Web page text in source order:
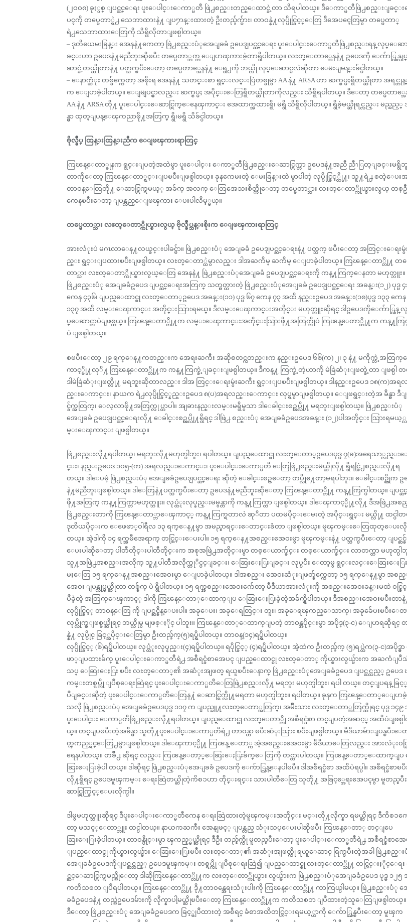
(၂ဝဝ၈) ခုႏွစ္ ျပင္ဆင္ေရး ပူးေပါင္းေကာ္မတီ ဖြဲ႕စည္းတည္ေထာင္ခဲ့တာ သိရပါတယ္။ ဒီေကာ္မတီဖြဲ႕စည္းျခင္း
ပၚကို တပ္မေတာ္ရဲ႕ သေဘာထားနဲ႔ ျပ႒ာန္းထားတဲ့ ဦးတည္ခ်က္မ်ား၊ တာဝန္နဲ႔လုပ္ပိုင္ခြင့္ေတြ ဒီအေပၚေတြမွာ တပ္မေတာ္
ရဲ႕သေဘာထားေတြကို သိရွိလိုတာျဖစ္ပါတယ္။
– ဒုတိယေမးခြန္း အေနနဲ႔ကေတာ့ ဖြဲ႕စည္းပံုအေျခခံ ဥပေဒျပင္ဆင္ေရး ပူးေပါင္းေကာ္မတီဖြဲ႕စည္းရန္ လုပ္ေဆ
ခင္းဟာ ဥပေဒနဲ႔မညီဘူးဆိုၿပီး တပ္မေတာ္ဘက္က ေျပာၾကားခဲ့တာရွိပါတယ္။ လႊတ္ေတာ္အေနနဲ႔ ဥပေဒကို ေက်ာ္လြန္
ဆာင္ခဲ့တယ္ဆိုတာနဲ႔ ပတ္သက္ၿပီးေတာ့ တပ္မေတာ္အေနနဲ႔ ေရွ႕ကို ဘယ္လို လုပ္ေဆာင္မလဲဆိုတာ ေမးျမန္းခ်င္ပါတယ္။
– ေနာက္ဆံုး တစ္ခ်က္ကေတာ့ အစိုးရ အေနနဲ႔ သတင္းစာ ရွင္းလင္းပြဲတစ္ခုမွာ AA နဲ႔ ARSA ဟာ ဆက္စပ္မႈရွိတယ္ဆိုတာ အရင္တု
က ေျပာခဲ့ပါတယ္။ ေျမျပင္မွာလည္း ဆက္စပ္မႈ အပိုင္းေတြရွိတယ္ဆိုတာကိုလည္း သိရွိရပါတယ္။ ဒီေတာ့ တပ္မေတာ္အေ
AA နဲ႔ ARSA တို႔ ပူးေပါင္းေဆာင္ရြက္ေနေၾကာင္း အေထာက္အထားရွိ၊ မရွိ သိရွိလိုပါတယ္။ ရွိခဲ့မယ္ဆိုရင္လည္း မည္သည့္
န္မွာ ထုတ္ျပန္ေၾကညာဖို႔အတြက္ ရွိ၊မရွိ သိခ်င္ပါတယ္။
ဗိုလ္ခ်ဳပ္ ထြန္းထြန္းညီက ေျဖၾကားရာတြင္
ကြၽန္ေတာ္ခုနက ရွင္းျပတဲ့အထဲမွာ ပူးေပါင္း ေကာ္မတီဖြဲ႕စည္းေဆာင္ရြက္တာ ဥပေဒနဲ႔အညီ ညီၫြတ္ျခင္းမရွိ
တာကိုေတာ့ ကြၽန္ေတာ္ရွင္းျပၿပီးျဖစ္ပါတယ္။ ခုနကေမးတဲ့ ေမးခြန္းထဲ မွာပါတဲ့ လုပ္ပိုင္ခြင့္တို႔၊ သူ႔ရဲ႕ စတဲ့ေပး
တာဝန္ေတြတို႔ ေဆာင္ရြက္ရမယ့္ အခ်က္ အလက္ ေတြအေသးစိတ္ကိုေတာ့ တပ္မေတာ္သား လႊတ္ေတာ္ကိုယ္စားလွယ္ တစ္ဦ
ကေနၿပီးေတာ့ ျပန္လည္ေျဖၾကား ေပးပါလိမ့္မယ္။
တပ္မေတာ္သား လႊတ္ေတာ္ကိုယ္စားလွယ္ ဗိုလ္ခ်ဳပ္သန္းစိုးက ေျဖၾကားရာတြင္
အားလံုးပဲ မဂၤလာေန႔လယ္ခင္းပါခင္ဗ်ာ။ ဖြဲ႕စည္းပံု အေျခခံ ဥပေဒျပင္ဆင္ေရးနဲ႔ ပတ္သက္ ၿပီးေတာ့ အတြင္းေရး
ည္း ရွင္းျပထားၿပီးျဖစ္ပါတယ္။ လႊတ္ေတာ္ထဲမွာလည္း ဒါအႀကိမ္ ႀကိမ္ ေျပာခဲ့ပါတယ္။ ကြၽန္ေတာ္တို႔ တပ္မ
တာ္သား လႊတ္ေတာ္ကိုယ္စားလွယ္ေတြ အေနနဲ႔ ဖြဲ႕စည္းပံုအေျခခံ ဥပေဒျပင္ဆင္ေရးကို ကန္႔ကြက္ေနတာ မဟုတ္ဘူး။
ဖြဲ႕စည္းပံု အေျခခံဥပေဒ ျပင္ဆင္ေရးအတြက္ သတ္မွတ္ထားတဲ့ ဖြဲ႕စည္းပံုအေျခခံ ဥပေဒျပင္ဆင္ေရး အခန္း(၁၂) ပုဒ္မ ၄
ကေန ၄၃၆၊ ျပည္ေထာင္စု လႊတ္ေတာ္ဥပေဒ အခန္း(၁၁) ပုဒ္မ ၆၇ ကေန ၇၃ အထိ နည္းဥပေဒ အခန္း(၁၈)ပုဒ္မ ၁၃၃ ကေန
၁၃၇ အထိ လမ္းေၾကာင္း အတိုင္းသြားရမယ္။ ဒီလမ္းေၾကာင္းအတိုင္း မဟုတ္ဘူးဆိုရင္ ဒါဥပေဒကိုေက်ာ္လြန္ လု
ပ္ေဆာင္တာပဲျဖစ္တယ္။ ကြၽန္ေတာ္တို႔က လမ္းေၾကာင္းအတိုင္းသြားဖို႔အတြက္ကိုပဲ ကြၽန္ေတာ္တို႔က ကန္႔ကြက္
ပဲ ျဖစ္ပါတယ္။
စၿပီးေတာ့ ၂၉ ရက္ေန႔ကတည္းက အေရးႀကီး အဆိုစတင္ကတည္းက နည္းဥပေဒ ၆၆(က) ၂၊ ၃ နဲ႔ မကိုက္တဲ့အတြ
ကာင့္မို႔လုိ႔ ကြၽန္ေတာ္တို႔က ကန္႔ကြက္ခဲ့ျခင္းျဖစ္ပါတယ္။ ဒီကန္႔ ကြက္ခဲ့တဲ့ဟာကို မဲခြဲဆံုးျဖတ္ခဲ့တာ ျဖစ္ပါ
ဒါမဲခြဲဆံုးျဖတ္လို႔ မရဘူးဆိုတာလည္း ဒါအ တြင္းေရးမွဴးႀကီး ရွင္းျပၿပီးျဖစ္ပါတယ္။ ဒါနည္းဥပေဒ ၁၈(က)အရ
ည္းေကာင္း၊ နာယက ရဲ႕လုပ္ပိုင္ခြင့္နည္းဥပေဒ ၈(ပ)အရလည္းေကာင္း လုပ္ရမွာျဖစ္ပါတယ္။ ေျဖရွင္းတဲ့အ ခ်ိန္မွာ ဒီျပ
င္ခ်က္အတြက္၊ ေလ့လာဖို႔အတြက္လုပ္တာပါ။ အျခားနည္းလမ္းမရွိမွသာ ဒါေခါင္းစဥ္တပ္လို႔ မရဘူးျဖစ္ပါတယ္။ ဖြဲ႕စည္းပံု
အေျခခံ ဥပေဒျပင္ဆင္ေရးလို႔ ေခါင္းစဥ္တပ္လို႔ရွိရင္ ဒါဖြဲ႕ စည္းပံု အေျခခံဥပေဒအခန္း (၁၂)ပါအတိုင္း သြားရမယ့္လ
မ္းေၾကာင္း ျဖစ္ပါတယ္။
ဖြဲ႕စည္းလို႔ရပါတယ္၊ မရဘူးလို႔မဟုတ္ပါဘူး၊ ရပါတယ္။ ျပည္ေထာင္စု လႊတ္ေတာ္ဥပေဒပုဒ္မ ၇(ခ)အရေသာ္လည္း
င္း၊ နည္းဥပေဒ ၁ဝ၅-(က) အရလည္းေကာင္း၊ ပူးေပါင္းေကာ္မတီ ေတြဖြဲ႕စည္းမယ္ဆိုလို႔ ရွိရင္ဖြဲ႕စည္းလို႔ရ
တယ္။ ဒါေပမဲ့ ဖြဲ႕စည္းပံု အေျခခံဥပေဒျပင္ဆင္ေရး ဆိုတဲ့ ေခါင္းစဥ္ေတာ့ တပ္လို႔ေတာ့မရပါဘူး။ ေခါင္းစဥ္ကိုက ဥ
နဲ႔မညီဘူးျဖစ္ပါတယ္။ ဒါေတြနဲ႔ပတ္သက္ၿပီးေတာ့ ဥပေဒနဲ႔မညီဘူးဆိုေတာ့ ကြၽန္ေတာ္တို႔ ကန္႔ကြက္ပါတယ္။ ျပင္ဆင္
ဖို႔အတြက္ ကန္႔ကြက္တာမဟုတ္ဘူး။ လုပ္ထံုးလုပ္နည္းမမွန္တာကို ကန္႔ကြက္တာ ျဖစ္ပါတယ္။ ဒါေၾကာင့္မို႔လို႔ ဒီအဖြဲ႕အစ
ဖြဲ႕စည္းတာကို ကြၽန္ေတာ္ဘာေၾကာင့္ ကန္႔ကြက္ရတာလဲ ဆုိတာ ပထမပိုင္းေမးတဲ့ အပိုင္းရွင္း မယ္လို႔ ထင္ပါတ
ဒုတိယပိုင္းက ေဖေဖာ္ဝါရီလ ၁၃ ရက္ေန႔မွာ အမည္စာရင္းေတာင္းခံတာ ျဖစ္ပါတယ္။ မူၾကမ္းေတြထုတ္ေပးလိုက္
တယ္။ အဲ့ဒါကို ၁၄ ရက္အမီအေရာက္ တင္သြင္းေပးပါ။ ၁၅ ရက္ေန႔အစည္းအေဝးမွာ မူၾကမ္းနဲ႔ ပတ္သက္ၿပီးေတာ့ ျပင္ဆင္
ေပးပါဆိုေတာ့ ပါတီတိုင္းပါတီတိုင္းက အစုအဖြဲ႕အတိုင္းမွာ တစ္ေယာက္ခ်င္း တစ္ေယာက္ခ်င္း လာတက္တာ မဟုတ္ပါဘူ
သူ႔အဖြဲ႕အစည္းအလိုက္ သူ႔ပါတီအလိုက္တုိင္ပင္ျခင္း၊ ေဆြးေႏြးျခင္း လုပ္ၿပီး ေတာ့မွ ရွင္းလင္းေဆြးေႏြး
မႈေတြ ၁၅ ရက္ေန႔အစည္းအေဝးမွာ ေျပာခဲ့ပါတယ္။ ဒါအစည္း အေဝးဆံုးျဖတ္ခ်က္ကေတာ့ ၁၅ ရက္ေန႔မွာ အစ
အေဝး ျပန္လုပ္မယ္ဆိုတာ တစ္ခ်က္ ပဲ ရွိပါတယ္။ ၁၅ ရက္အစည္းအေဝးက်ေတာ့ မီဒီယာအားလံုးကို အစည္းအေဝးခန္းမထဲ ဝင္ခ
ပဳခဲ့တဲ့ အတြက္ေၾကာင့္ ဒါကို ကြၽန္ေတာ္ေထာက္ျပ ေဆြးေႏြးခဲ့တဲ့အခ်က္ရွိပါတယ္။ ဒီအစည္းအေဝးၿပီးတာနဲ
လုပ္ပိုင္ခြင့္ တာဝန္ေတြ ကို ျပင္ဆင္ခ်ိန္ေပးပါ။ အခုေပး၊ အခုေရတြင္း တူး၊ အခုေရၾကည္ေသာက္၊ အခုခ်ေပးၿပီးေတ
လုပ္လိုက္မွျဖစ္မယ္ဆိုရင္ ဘယ္လိုမွ မျဖစ္ႏိုင္ ပါဘူး။ ကြၽန္ေတာ္ေထာက္ျပတဲ့ တာဝန္အပိုင္းမွာ အပိုဒ္(၃-င) ေျပာရဆိုရင္
န္နဲ႔ လုပ္ပိုင္ ခြင့္အပိုင္းေတြမွာ ဦးတည္ခ်က္(၅)ရပ္ရွိပါတယ္။ တာဝန္(၁၄)ရပ္ရွိပါတယ္။
လုပ္ပိုင္ခြင့္ (၆)ရပ္ရွိပါတယ္။ လုပ္ထံုးလုပ္နည္း(၄)ရပ္ရွိပါတယ္။ ရပိုင္ခြင့္ (၄)ရပ္ရွိပါတယ္။ အဲ့ထဲက ဦးတည္ခ်က္ (၅)ရပ္ထဲက(၃-င)အပိုဒ္မွ
ဖာ္ျပထားခ်က္ ပူးေပါင္းေကာ္မတီရဲ႕ အစီရင္ခံစာအေပၚ ျပည္ေထာင္စု လႊတ္ေတာ္ ကိုယ္စားလွယ္မ်ားက အႀကံျ
သပ္ ေဆြးေႏြး ၿပီး လႊတ္ေတာ္၏ အဆံုးအျဖတ္ ရယူၿပီးေနာက္ ဖြဲ႕စည္းပံုအေျခခံဥပေဒ ျပင္ဆင္သည့္ ဥပေဒ
ကမ္းတစ္ရပ္ကို ျပဳစုေရးဆြဲရင္ ပူးေပါင္းေကာ္မတီေတြဖြဲ႕စည္းလို႔ မရဘူး မဟုတ္ပါဘူး၊ ရပါ တယ္။ တင္ျပရန္ ခြ
ပဳျခင္းဆိုတဲ့ ပူးေပါင္းေကာ္မတီေတြန႔ဲ ေဆာင္ရြက္လို႔မရတာ မဟုတ္ပါဘူး။ ရပါတယ္။ ခုနက ကြၽန္ေတာ္ေျပာခဲ့
သလို ဖြဲ႕စည္းပံု အေျခခံဥပေဒပုဒ္မ ၁၁၇ က ျပည္သူ႔လႊတ္ေတာ္အတြက္၊ အမ်ဳိးသား လႊတ္ေတာ္အတြက္ဆိုရင္ ပုဒ္မ ၁၄၉
ပူးေပါင္း ေကာ္မတီဖြဲ႕စည္းလို႔ရပါတယ္။ ျပည္ေထာင္စု လႊတ္ေတာ္ကို အစီရင္ခံစာ တင္ျပတဲ့အဆင့္ အထိပဲျဖစ္ပ
ယ္။ တင္ျပၿပီးတဲ့အခ်ိန္မွာ သူတို႔ပူးေပါင္းေကာ္မတီရဲ႕ တာဝန္ဟာ ၿပီးဆံုးသြား ၿပီးျဖစ္ပါတယ္။ မီဒီယာမ်ားျပန္ၿပီးေ
တ္ၾကည့္ရင္ေတြ႕မွာျဖစ္ပါတယ္။ ဒါေၾကာင့္မို႔ ကြၽန္ ေတာ္က အဲ့အစည္းအေဝးမွာ မီဒီယာေတြလည္း အားလံုးဝင္
ရေနပါတယ္။ တခ်ဳိ႕ ဆိုရင္ လည္း ကြၽန္ေတာ့္ေဆြးေႏြးခ်က္ေ တြကို တင္ထားပါတယ္။ ကြၽန္ေတာ္ေထာက္ျပ
ဆြးေႏြးခဲ့ပါ တယ္။ ဒါဆိုရင္ ဖြဲ႕စည္းပံုအေျခခံ ဥပေဒကို ေက်ာ္လြန္ေနပါၿပီ။ ဒါအစီရင္ခံစာ အထိပဲရပ္ပါ။ အစီရင္ခံစာၿပီ
လို႔ရွိရင္ ဥပေဒမူၾကမ္း ေရးဆြဲတယ္ဆိုတဲ့ကိစၥဟာ တိုင္းရင္း သားပါတီေတြ သူတို႔ အခြင့္အေရးအေပၚမွာ မူတည္ၿပီ
ဆာင္ရြက္ခြင့္ေပးလိုက္ပါ။
ဒါမွမဟုတ္ဘူးဆိုရင္ ဒီပူးေပါင္းေကာ္မတီကေန ေရးဆြဲထားတဲ့မူၾကမ္းအတိုင္း မင္းတို႔လိုက္နာ ရမယ္ဆိုရင္ ဒီကိစၥက
တာ့ မသင့္ေတာ္ဘူး ထင္ပါတယ္။ နာယကႀကီး အေနျဖင့္ ျပန္လည္ သံုးသပ္ေပးပါဆိုၿပီး ကြၽန္ေတာ္ တင္ျပေ
ဆြးေႏြးခဲ့ပါတယ္။ တာဝန္ပိုင္းမွာ ၾကည့္မယ္ဆိုရင္ ဒီဦး တည္ခ်က္ကို မူတည္ၿပီးေတာ့ ပူးေပါင္းေကာ္မတီရဲ႕ အစီရင္ခံစာအေ
ျပည္ေထာင္စု ကိုယ္စားလွယ္မ်ား ေဆြးေႏြးၿပီး လႊတ္ေတာ္၏ အဆံုးအျဖတ္ကို ရယူေဆာင္ ရြက္ၿပီးတဲ့အခါ ဖြဲ႕စည္
အေျခခံဥပေဒကိုျပင္ဆင္သည့္ ဥပေဒမူၾကမ္း တစ္ရပ္ကို ျပဳစုေရးဆြဲ၍ ျပည္ေထာင္စု လႊတ္ေတာ္သို႔ တင္သြင္းႏိုင္ေရး
င္ဆင္ေဆာင္ရြက္ရမည္ဆိုေတာ့ ဒါဆိုကြၽန္ေတာ္တို႔က လႊတ္ေတာ္ကိုယ္စား လွယ္မ်ားက ဖြဲ႕စည္းပံုအေျခခံဥပေဒ ပုဒ္မ ၁၂၅
ကတိသစၥာ ျပဳရပါတယ္။ ကြၽန္ေတာ္တို႔ ဒို႔တာဝန္အေရးသံုးပါးကို ကြၽန္ေတာ္တို႔ ကာကြယ္ပါမယ္။ ဖြဲ႕စည္းပံု
ခခံဥပေဒနဲ႔ တည္ဆဲဥပေဒမ်ားကို လိုက္နာပါ့မယ္ဆိုၿပီးေတာ့ ကြၽန္ေတာ္တို႔က ကတိသစၥာ ျပဳထားတဲ့သူေတြျဖစ္ပါတယ္
ဒီေတာ့ ဖြဲ႕စည္းပံု အေျခခံဥပေဒက ခြင့္မျပဳထားတဲ့ အစီရင္ ခံစာအထိတင္သြင္းရမယ့္ဟာကို ေက်ာ္လြန္ၿပီးေတာ့ မူၾက